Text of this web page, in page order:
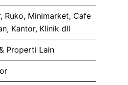
Ruko, Minimarket, Cafe
Kantor, Klinik dll
Properti Lain